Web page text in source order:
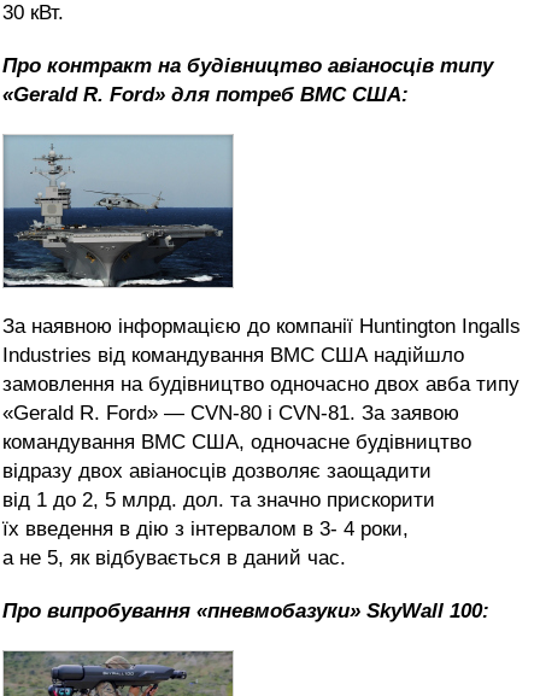
30 кВт.
Про контракт на будівництво авіаносців типу
«Gerald R. Ford» для потреб ВМС США:
За наявною інформацією до компанії Huntington Ingalls
Industries від командування ВМС США надійшло
замовлення на будівництво одночасно двох авба типу
«Gerald R. Ford» — CVN-80 і CVN-81. За заявою
командування ВМС США, одночасне будівництво
відразу двох авіаносців дозволяє заощадити
від 1 до 2, 5 млрд. дол. та значно прискорити
їх введення в дію з інтервалом в 3- 4 роки,
а не 5, як відбувається в даний час.
Про випробування «пневмобазуки» SkyWall 100: